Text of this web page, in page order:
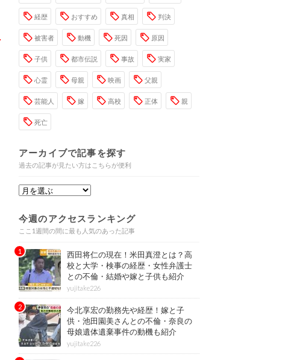
経歴 おすすめ 真相 判決
被害者 動機 死因 原因
子供 都市伝説 事故 実家
心霊 母親 映画 父親
芸能人 嫁 高校 正体 親
死亡
アーカイブで記事を探す
過去の記事が見たい方はこちらが便利
今週のアクセスランキング
ここ1週間の間に最も人気のあった記事
西田将仁の現在！米田真澄とは？高
校と大学・検事の経歴・女性弁護士
との不倫・結婚や嫁と子供も紹介
yujitake226
今北享宏の勤務先や経歴！嫁と子
供・池田園美さんとの不倫・奈良の
母娘遺体遺棄事件の動機も紹介
yujitake226